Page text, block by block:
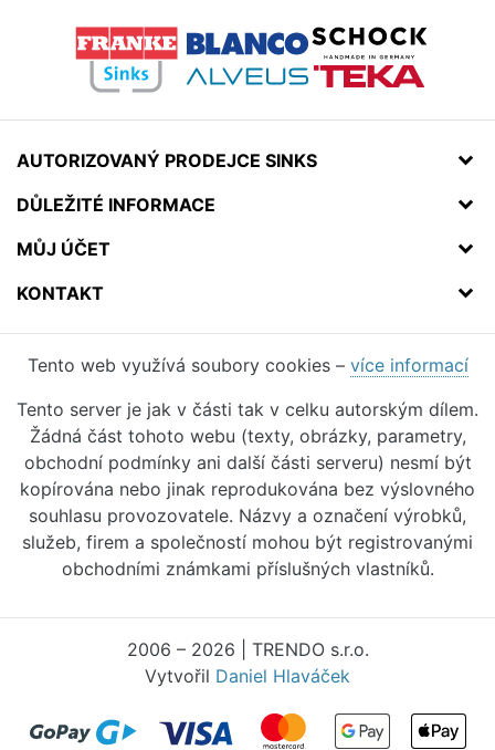
AUTORIZOVANÝ PRODEJCE SINKS
DŮLEŽITÉ INFORMACE
MŮJ ÚČET
KONTAKT
Tento web využívá soubory cookies – více informací
Tento server je jak v části tak v celku autorským dílem.
Žádná část tohoto webu (texty, obrázky, parametry,
obchodní podmínky ani další části serveru) nesmí být
kopírována nebo jinak reprodukována bez výslovného
souhlasu provozovatele. Názvy a označení výrobků,
služeb, firem a společností mohou být registrovanými
obchodními známkami příslušných vlastníků.
2006 – 2026 | TRENDO s.r.o.
Vytvořil Daniel Hlaváček